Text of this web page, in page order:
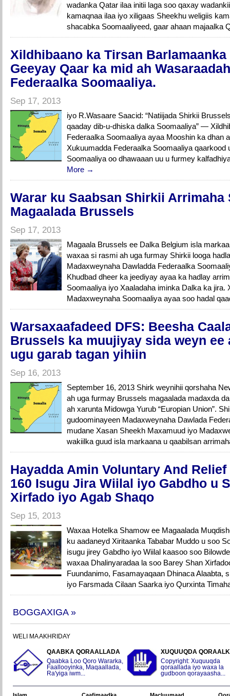
wadanka Qatar ilaa initii laga soo qaxay
kamaqnaa ilaa iyo xiligaas Sheekhu weligiis
shacabka Soomaaliyeed, gaar ahaan majaalka
Xildhibaano ka Tirsan
Geeyay Qaar ka mid ah
Federaalka Soomaaliya.
Sep 17, 2013
iyo R.Wasaare Saacid: “Natiijada Shirkii
qaaday dib-u-dhiska dalka Soomaaliya” —
Federaalka Soomaaliya ayaa Mooshin ka dhan
Xukuumadda Federaalka Soomaaliya qaarkood
Soomaaliya oo dhawaaan uu u furmey
More →
Warar ku Saabsan Shirkii Arrimaha
Magaalada Brussels
Sep 17, 2013
Magaala Brussels ee Dalka Belgium isla
waxaa si rasmi ah uga furmay Shirkii looga
Madaxweynaha Dawladda Federaalka
Khudbad dheer ka jeediyay ayaa ka hadlay
Soomaaliya iyo Xaaladaha iminka Dalka ka jira.
Madaxweynaha Soomaaliya ayaa soo hadal
Warsaxaafadeed DFS: Beesha
Brussels ka muujiyay sida weyn ee
ugu garab tagan yihiin
Sep 16, 2013
September 16, 2013 Shirk weynihii qorshaha
ah uga furmay Brussels magaalada madaxda
ah xarunta Midowga Yurub “Europian Union”.
gudoominayeen Madaxweynaha Dawlada
mudane Xasan Sheekh Maxamuud iyo
wakiilka guud isla markaana u qaabilsan
Hayadda Amin Voluntary And
160 Isugu Jira Wiilal iyo Gabdho u
Xirfado iyo Agab Shaqo
Sep 15, 2013
Waxaa Hotelka Shamow ee Magaalada
ku aadaneyd Xiritaanka Tababar Muddo u soo
isugu jirey Gabdho iyo Wiilal kaasoo soo
waxaa Dhalinyaradaa la soo Barey Shan
Fuundanimo, Fasamayaqaan Dhinaca Alaabta,
iyo Farsmada Cilaan Saarka iyo Qurxinta
BOGGAXIGA »
WELI MA AKHRIDAY
QAABKA QORAALLADA
Qaabka Loo Qoro Wararka,
Faallooyinka, Maqaallada,
Ra'yiga iwm...
XUQUUQDA
Copyright: Xuquuqda
qoraallada iyo waxa la
gudboon qorayaasha...